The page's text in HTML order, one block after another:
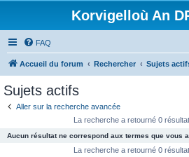
Korvigelloù An
FAQ
Accueil du forum Rechercher Sujets
Sujets actifs
Aller sur la recherche avancée
La recherche a retourné 0
Aucun résultat ne correspond aux termes que vous
La recherche a retourné 0